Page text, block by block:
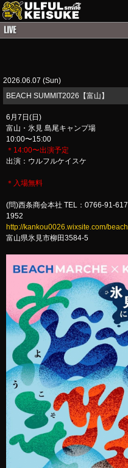
2026.06.07 (Sun)
BEACH SUMMIT2026【富山】
6月7日(日)
富山・氷見 島尾キャンプ場
10:00〜15:00
＊14:00〜出演予定
出演：ウルフルケイスケ
＊入場無料
(問)西条商会本社 TEL：0766-91-
1952
http://kankou0026.wixsite.com/
富山県氷見市柳田3584-5